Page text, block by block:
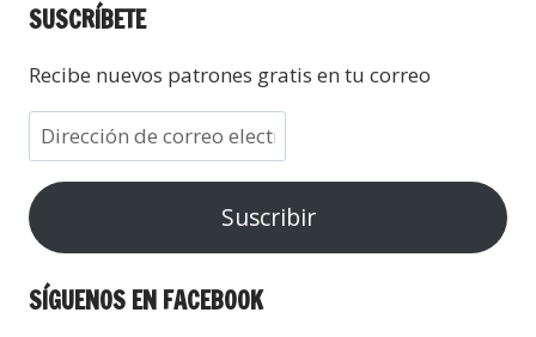
SUSCRÍBETE
Recibe nuevos patrones gratis en tu correo
Suscribir
SÍGUENOS EN FACEBOOK